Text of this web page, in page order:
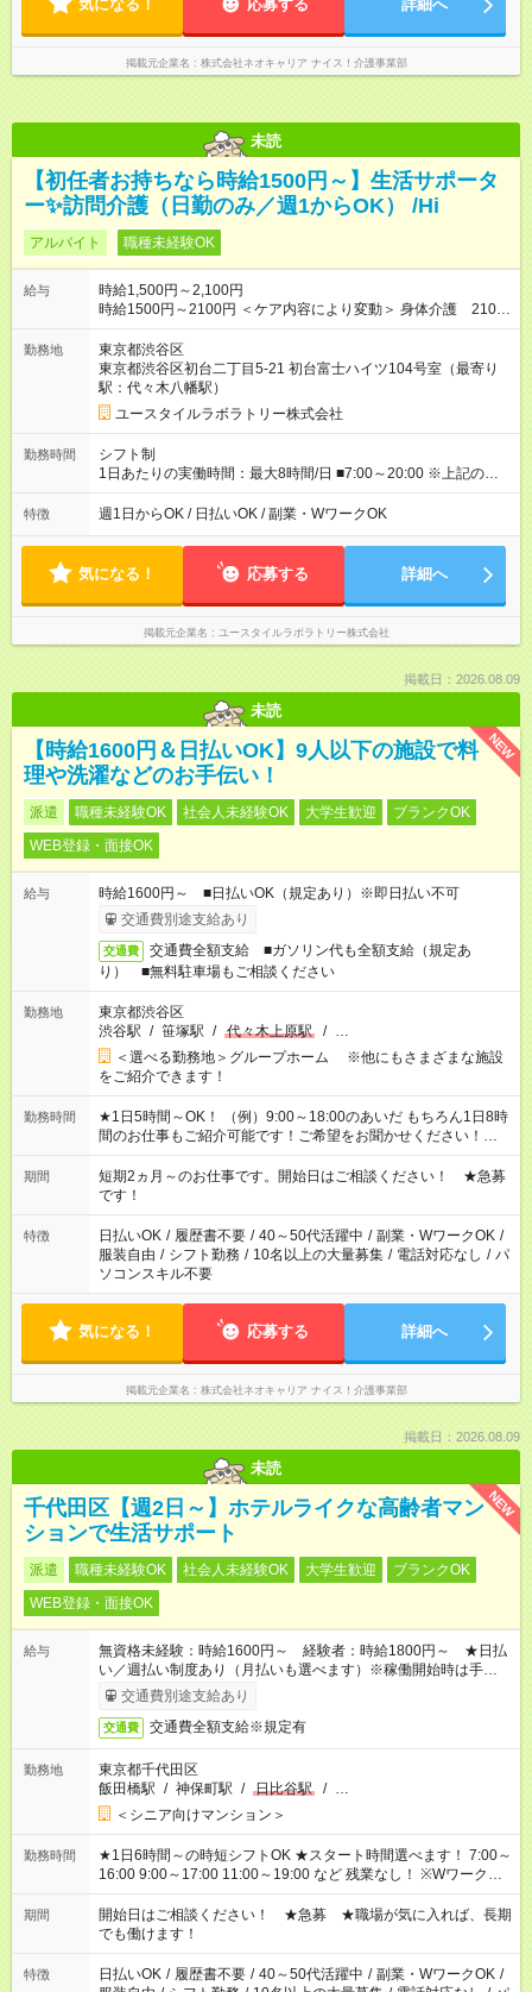
気になる！ 応募する 詳細へ
掲載元企業名 株式会社ネオキャリア ナイス！介護事業部
未読
【初任者お持ちなら時給1500円～】生活サポータ
ー✨訪問介護（日勤のみ／週1からOK） /Hi
アルバイト 職種未経験OK
給与
時給1,500円～2,100円
時給1500円～2100円 ＜ケア内容により変動＞ 身体介護 2100
円 生活援助 1500円 各種手当 サービス回数手当 100円／回
土日祝手当 時給＋100円 早朝夕方手当 時給＋200円 勤続年
数手当 時給＋10円～50円 資格手当 ・実務者研修 時給＋
30円 ・介護福祉士 時給＋50円 医療的ケア手当 時給＋50円
例えば日曜日9時～10時までの身体介護の案件に入った場合 基
本給 2,100円 土日祝手当＋100円 サービス回数手当＋100円 計
勤務地
東京都渋谷区
東京都渋谷区初台二丁目5-21 初台富士ハイツ104号室（最寄り
駅：代々木八幡駅）
ユースタイルラボラトリー株式会社
勤務時間
シフト制
1日あたりの実働時間：最大8時間/日 ■7:00～20:00 ※上記の時間
内で1時間でも8時間でも好きな時間働けます！（休憩は法定通
り）
特徴 週1日からOK / 日払いOK / 副業・WワークOK
気になる！ 応募する 詳細へ
掲載元企業名 ユースタイルラボラトリー株式会社
掲載日：2026.08.09
未読
NEW
【時給1600円＆日払いOK】9人以下の施設で料
理や洗濯などのお手伝い！
派遣 職種未経験OK 社会人未経験OK 大学生歓迎
ブランクOK
WEB登録・面接OK
給与
時給1600円～ ■日払いOK（規定あり）※即日払い不可
交通費別途支給あり
交通費
交通費全額支給 ■ガソリン代も全額支給（規定あ
り） ■無料駐車場もご相談ください
勤務地
東京都渋谷区
渋谷駅 / 笹塚駅 / 代々木上原駅 / …
＜選べる勤務地＞グループホーム ※他にもさまざまな施設
をご紹介できます！
勤務時間
★1日5時間～OK！ （例）9:00～18:00のあいだ もちろん1日8時
間のお仕事もご紹介可能です！ご希望をお聞かせください！★家
庭の都合でお休みが必要な場合も遠慮なくご相談ください。 ※
週最低15時間以上の勤務が必要です
期間
短期2ヵ月～のお仕事です。開始日はご相談ください！ ★急募
です！
特徴 日払いOK / 履歴書不要 / 40～50代活躍中 / 副業・WワークOK /
服装自由 / シフト勤務 / 10名以上の大量募集 / 電話対応なし / パ
ソコンスキル不要
気になる！ 応募する 詳細へ
掲載元企業名 株式会社ネオキャリア ナイス！介護事業部
掲載日：2026.08.09
未読
NEW
千代田区【週2日～】ホテルライクな高齢者マン
ションで生活サポート
派遣 職種未経験OK 社会人未経験OK 大学生歓迎
ブランクOK
WEB登録・面接OK
給与
無資格未経験：時給1600円～ 経験者：時給1800円～ ★日払
い／週払い制度あり（月払いも選べます）※稼働開始時は手続き
完了次第のお支払いとなります。
交通費別途支給あり
交通費 交通費全額支給※規定有
勤務地
東京都千代田区
飯田橋駅 / 神保町駅 / 日比谷駅 / …
＜シニア向けマンション＞
勤務時間
★1日6時間～の時短シフトOK ★スタート時間選べます！ 7:00～
16:00 9:00～17:00 11:00～19:00 など 残業なし！ ※Wワークの
場合、他のお仕事と合わせ週40時間超の就業はご案内できませ
ん ※法令に基づき、週20時間以上勤務は社会保険への加入対象
となります ※労働者派遣法（日雇い派遣の原則禁止）により、
短時間・短期間の就業はご案内が難しい場合があります
期間
開始日はご相談ください！ ★急募 ★職場が気に入れば、長期
でも働けます！
特徴 日払いOK / 履歴書不要 / 40～50代活躍中 / 副業・WワークOK /